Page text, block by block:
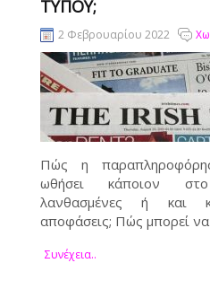
ΤΎΠΟΥ;
2 Φεβρουαρίου 2022
Πώς η
ωθήσει κάποιον
λανθασμένες ή και
αποφάσεις; Πώς μπορεί
Συνέχεια..